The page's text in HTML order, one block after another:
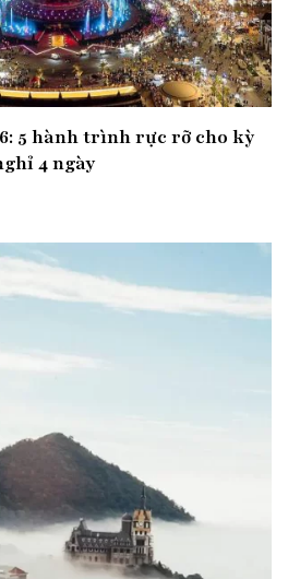
5 hành trình rực rỡ cho kỳ
4 ngày